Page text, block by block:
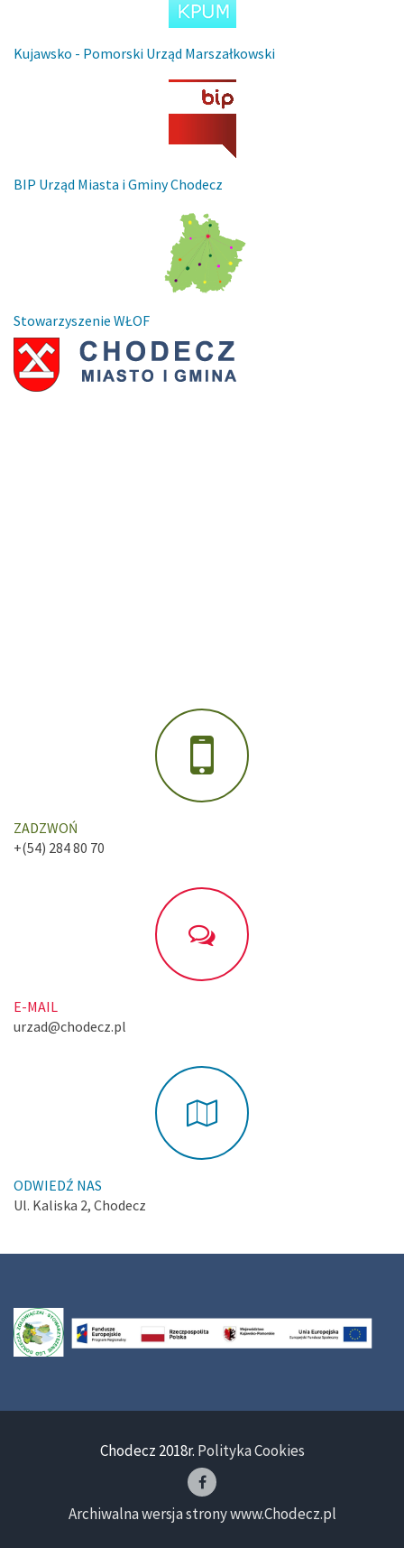
Kujawsko - Pomorski Urząd Marszałkowski
BIP Urząd Miasta i Gminy Chodecz
Stowarzyszenie WŁOF
ZADZWOŃ
+(54) 284 80 70
E-MAIL
urzad@chodecz.pl
ODWIEDŹ NAS
Ul. Kaliska 2, Chodecz
Chodecz 2018r. Polityka Cookies
Archiwalna wersja strony www.Chodecz.pl